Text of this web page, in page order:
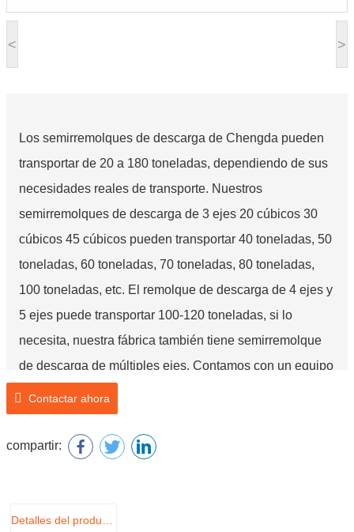
< >
Los semirremolques de descarga de Chengda pueden
transportar de 20 a 180 toneladas, dependiendo de sus
necesidades reales de transporte. Nuestros
semirremolques de descarga de 3 ejes 20 cúbicos 30
cúbicos 45 cúbicos pueden transportar 40 toneladas, 50
toneladas, 60 toneladas, 70 toneladas, 80 toneladas,
100 toneladas, etc. El remolque de descarga de 4 ejes y
5 ejes puede transportar 100-120 toneladas, si lo
necesita, nuestra fábrica también tiene semirremolque
de descarga de múltiples ejes. Contamos con un equipo
profesional de ingenieros que están muy familiarizados
con las duras condiciones de las carreteras en África, y
diseñarán remolques de descarga de acuerdo con sus
Contactar ahora
compartir: